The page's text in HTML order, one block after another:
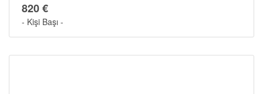
820 €
- Kişi Başı -